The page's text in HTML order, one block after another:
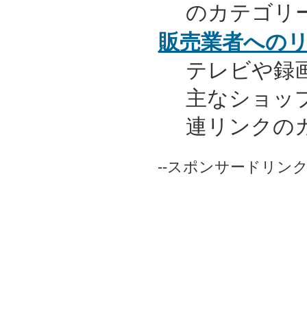
のカテゴリ
販売業者への
テレビや録
主なショッ
連リンクの
--スポンサードリン